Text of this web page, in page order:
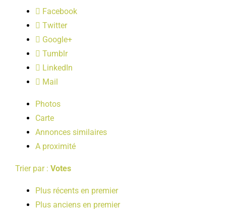
PUBLICATIONS
Facebook
Twitter
Google+
Tumblr
LinkedIn
Mail
Photos
Carte
Annonces similaires
A proximité
Trier par : Votes
Plus récents en premier
Plus anciens en premier